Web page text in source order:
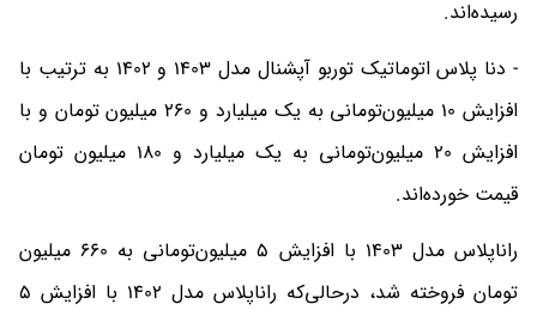
رسیده‌اند.
- دنا پلاس اتوماتیک توربو آپشنال مدل 1403 و 1402 به ترتیب با
افزایش 10 میلیون‌تومانی به یک میلیارد و 260 میلیون تومان و با
افزایش 20 میلیون‌تومانی به یک میلیارد و 180 میلیون تومان
قیمت خورده‌اند.
راناپلاس مدل 1403 با افزایش 5 میلیون‌تومانی به 660 میلیون
تومان فروخته شد، درحالی‌که راناپلاس مدل 1402 با افزایش 5